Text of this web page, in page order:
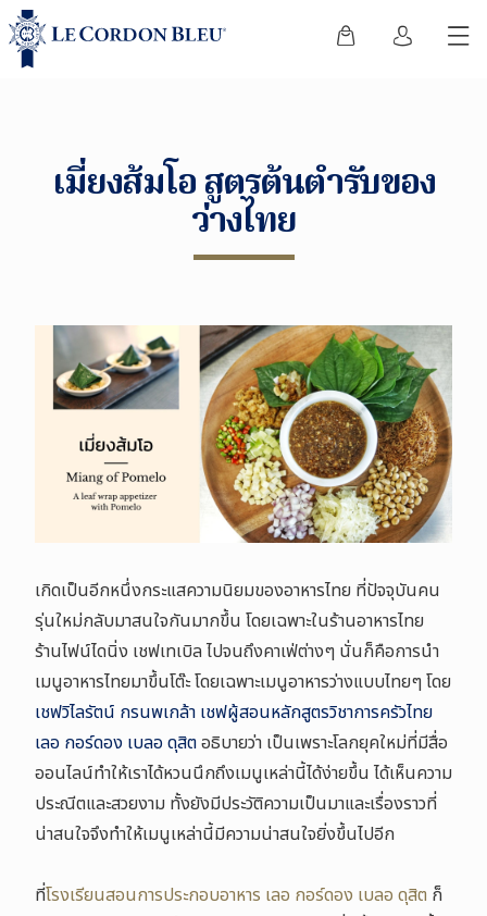
เมี่ยงส้มโอ สูตรต้นตำรับของ
ว่างไทย
เกิดเป็นอีกหนึ่งกระแสความนิยมของอาหารไทย ที่ปัจจุบันคน
รุ่นใหม่กลับมาสนใจกันมากขึ้น โดยเฉพาะในร้านอาหารไทย
ร้านไฟน์ไดนิ่ง เชฟเทเบิล ไปจนถึงคาเฟ่ต่างๆ นั่นก็คือการนำ
เมนูอาหารไทยมาขึ้นโต๊ะ โดยเฉพาะเมนูอาหารว่างแบบไทยๆ โดย
เชฟวิไลรัตน์ กรนพเกล้า เชฟผู้สอนหลักสูตรวิชาการครัวไทย
เลอ กอร์ดอง เบลอ ดุสิตอธิบายว่า เป็นเพราะโลกยุคใหม่ที่มีสื่อ
ออนไลน์ทำให้เราได้หวนนึกถึงเมนูเหล่านี้ได้ง่ายขึ้น ได้เห็นความ
ประณีตและสวยงาม ทั้งยังมีประวัติความเป็นมาและเรื่องราวที่
น่าสนใจจึงทำให้เมนูเหล่านี้มีความน่าสนใจยิ่งขึ้นไปอีก
ที่โรงเรียนสอนการประกอบอาหาร เลอ กอร์ดอง เบลอ ดุสิต ก็